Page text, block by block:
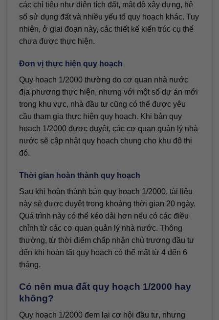
các chỉ tiêu như diện tích đất, mật độ xây dựng, hệ
số sử dụng đất và nhiều yếu tố quy hoạch khác. Tuy
nhiên, ở giai đoạn này, các thiết kế kiến trúc cụ thể
chưa được thực hiện.
Đơn vị thực hiện quy hoạch
Quy hoạch 1/2000 thường do cơ quan nhà nước
địa phương thực hiện, nhưng với một số dự án mới
trong khu vực, nhà đầu tư cũng có thể được yêu
cầu tham gia thực hiện quy hoạch. Khi bản quy
hoạch 1/2000 được duyệt, các cơ quan quản lý nhà
nước sẽ cập nhật quy hoạch chung cho khu đô thị
đó.
Thời gian hoàn thành quy hoạch
Sau khi hoàn thành bản quy hoạch 1/2000, tài liệu
này sẽ được duyệt trong khoảng thời gian 20 ngày.
Quá trình này có thể kéo dài hơn nếu có các điều
chỉnh từ các cơ quan quản lý nhà nước. Thông
thường, từ thời điểm chấp nhận chủ trương đầu tư
đến khi hoàn tất quy hoạch có thể mất từ 4 đến 6
tháng.
Có nên mua đất quy hoạch 1/2000 hay
không?
Quy hoạch 1/2000 đem lại cơ hội đầu tư, nhưng